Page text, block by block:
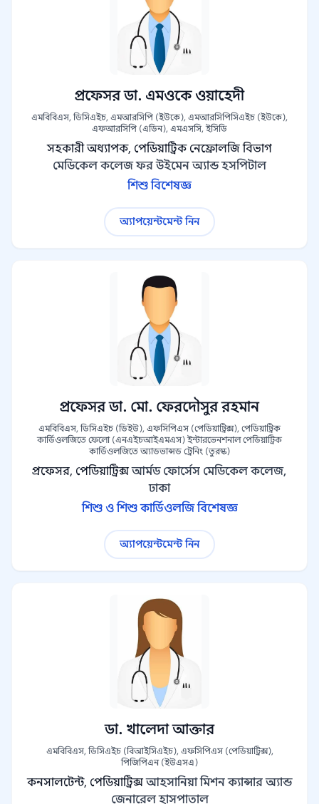
প্রফেসর ডা. এমওকে ওয়াহেদী
এমবিবিএস, ডিসিএইচ, এমআরসিপি (ইউকে), এমআরসিপিসিএইচ (ইউকে),
এফআরসিপি (এডিন), এমএসসি, ইসিডি
সহকারী অধ্যাপক, পেডিয়াট্রিক নেফ্রোলজি বিভাগ
মেডিকেল কলেজ ফর উইমেন অ্যান্ড হসপিটাল
শিশু বিশেষজ্ঞ
অ্যাপয়েন্টমেন্ট নিন
প্রফেসর ডা. মো. ফেরদৌসুর রহমান
এমবিবিএস, ডিসিএইচ (ডিইউ), এফসিপিএস (পেডিয়াট্রিক্স), পেডিয়াট্রিক
কার্ডিওলজিতে ফেলো (এনএইচআইএমএস) ইন্টারভেনশনাল পেডিয়াট্রিক
কার্ডিওলজিতে অ্যাডভান্সড ট্রেনিং (তুরস্ক)
প্রফেসর, পেডিয়াট্রিক্স আর্মড ফোর্সেস মেডিকেল কলেজ,
ঢাকা
শিশু ও শিশু কার্ডিওলজি বিশেষজ্ঞ
অ্যাপয়েন্টমেন্ট নিন
ডা. খালেদা আক্তার
এমবিবিএস, ডিসিএইচ (বিআইসিএইচ), এফসিপিএস (পেডিয়াট্রিক্স),
পিজিপিএন (ইউএসএ)
কনসালটেন্ট, পেডিয়াট্রিক্স আহসানিয়া মিশন ক্যান্সার অ্যান্ড
জেনারেল হাসপাতাল